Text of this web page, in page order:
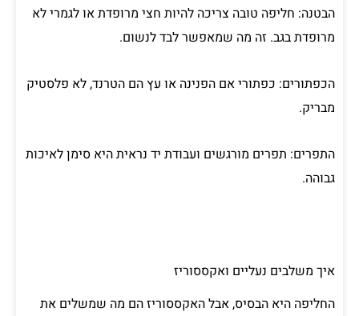
הבטנה: חליפה טובה צריכה להיות חצי מרופדת או לגמרי לא
מרופדת בגב. זה מה שמאפשר לבד לנשום.
הכפתורים: כפתורי אם הפנינה או עץ הם הטרנד, לא פלסטיק
מבריק.
התפרים: תפרים מורגשים ועבודת יד נראית היא סימן לאיכות
גבוהה.
איך משלבים נעליים ואקססוריז
החליפה היא הבסיס, אבל האקססוריז הם מה שמשלים את